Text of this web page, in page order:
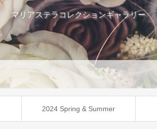
マリアステラコレクションギャラリー
2024 Spring & Summer